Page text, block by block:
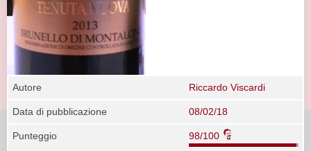
Autore Riccardo Viscardi
Data di pubblicazione 08/02/18
Punteggio 98/100